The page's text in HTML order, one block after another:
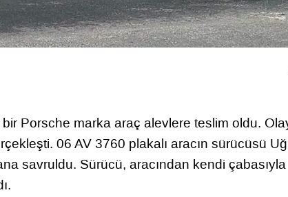
Porsche marka araç alevlere teslim oldu.
06 AV 3760 plakalı aracın sürücüsü
savruldu. Sürücü, aracından kendi çabasıyla